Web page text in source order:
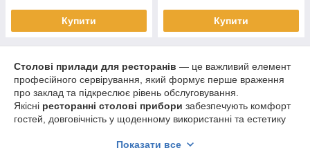
Купити Купити
Столові прилади для ресторанів — це важливий елемент
професійного сервірування, який формує перше враження
про заклад та підкреслює рівень обслуговування.
Якісні ресторанні столові прибори забезпечують комфорт
гостей, довговічність у щоденному використанні та естетику
У цій категорії представленівилки, ножі, ложки для
Показати все